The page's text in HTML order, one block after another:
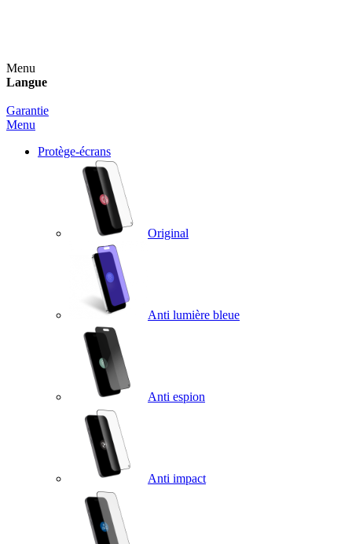
Menu
Langue
Garantie
Menu
Protège-écrans
Original
Anti lumière bleue
Anti espion
Anti impact